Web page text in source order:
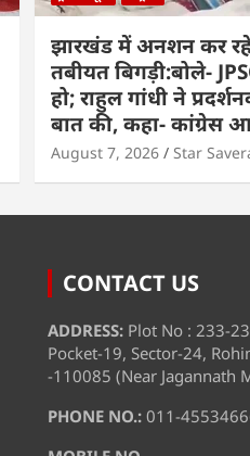
झारखंड में अनशन कर रहे
तबीयत बिगड़ी:बोले-
हो; राहुल गांधी ने
बात की, कहा- कांग्रेस
August 7, 2026 Star
CONTACT US
ADDRESS: Plot No : 233-
Pocket-19, Sector-24,
-110085 (Near Jagannath
PHONE NO.: 011-